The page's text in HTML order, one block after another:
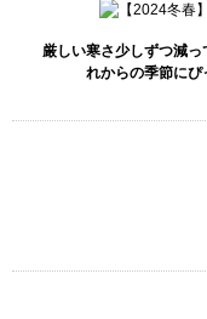
厳しい寒さ少しずつ減
れからの季節にぴ